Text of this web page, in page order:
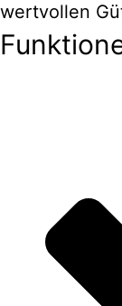
wertvollen